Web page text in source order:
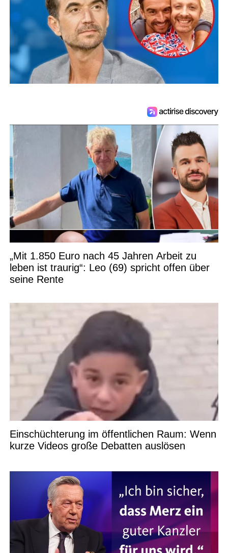
„Mit 1.850 Euro nach 45 Jahren Arbeit zu
leben ist traurig“: Leo (69) spricht offen über
seine Rente
Einschüchterung im öffentlichen Raum: Wenn
kurze Videos große Debatten auslösen